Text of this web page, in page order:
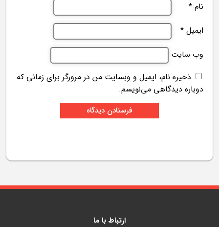
نام *
ایمیل *
وب‌ سایت
ذخیره نام، ایمیل و وبسایت من در مرورگر برای زمانی که
دوباره دیدگاهی می‌نویسم.
ارتباط با ما